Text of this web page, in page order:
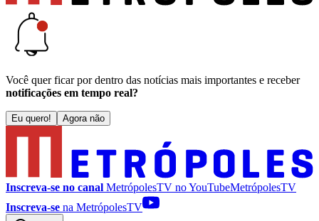
Você quer ficar por dentro das notícias mais importantes e receber
notificações em tempo real?
Eu quero! Agora não
Inscreva-se no canal MetrópolesTV noYouTubeMetrópolesTV
Inscreva-se na MetrópolesTV